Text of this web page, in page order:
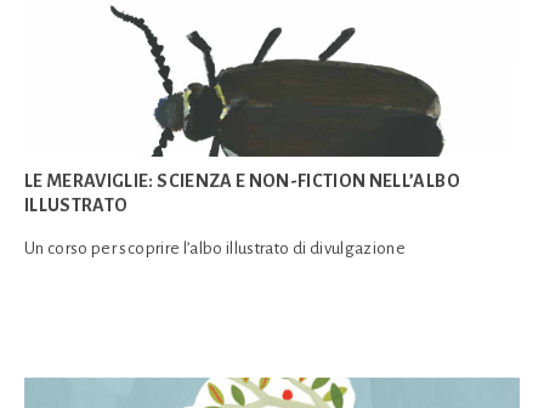
LE MERAVIGLIE: SCIENZA E NON-FICTION NELL’ALBO
ILLUSTRATO
Un corso per scoprire l’albo illustrato di divulgazione